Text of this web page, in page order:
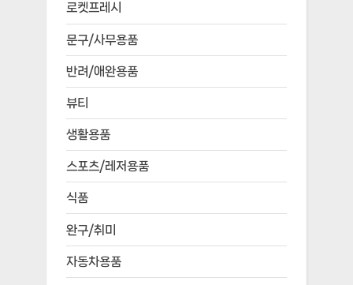
로켓프레시
문구/사무용품
반려/애완용품
뷰티
생활용품
스포츠/레저용품
식품
완구/취미
자동차용품